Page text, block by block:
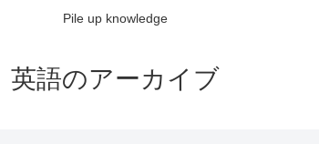
Pile up knowledge
英語のアーカイブ